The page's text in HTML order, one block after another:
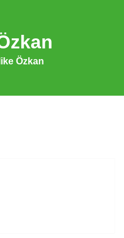
Özkan